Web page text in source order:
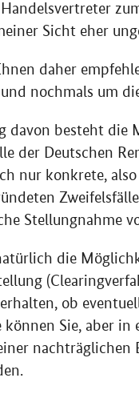
Sicht eher
daher
nochmals um
davon besteht die
der Deutschen
nur konkrete,
Stellungnahme
die
ob
können Sie, aber